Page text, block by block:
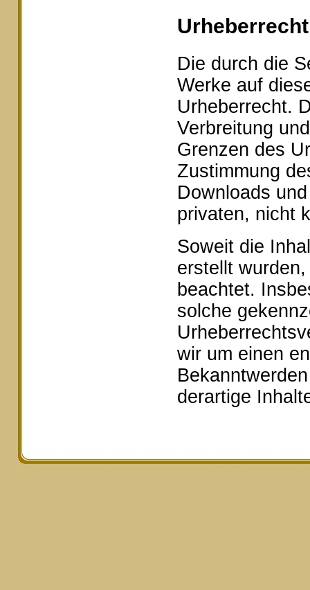
Urheberrecht
Die durch die
Werke auf
Urheberrecht.
Verbreitung
Grenzen des
Zustimmung
Downloads
privaten, nicht
Soweit die
erstellt
beachtet.
solche
wir um einen
derartige